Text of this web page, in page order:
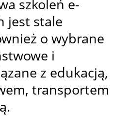
szkoleń e-
jest stale
o wybrane
i
z edukacją,
transportem